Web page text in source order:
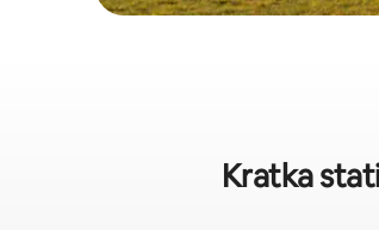
Kratka